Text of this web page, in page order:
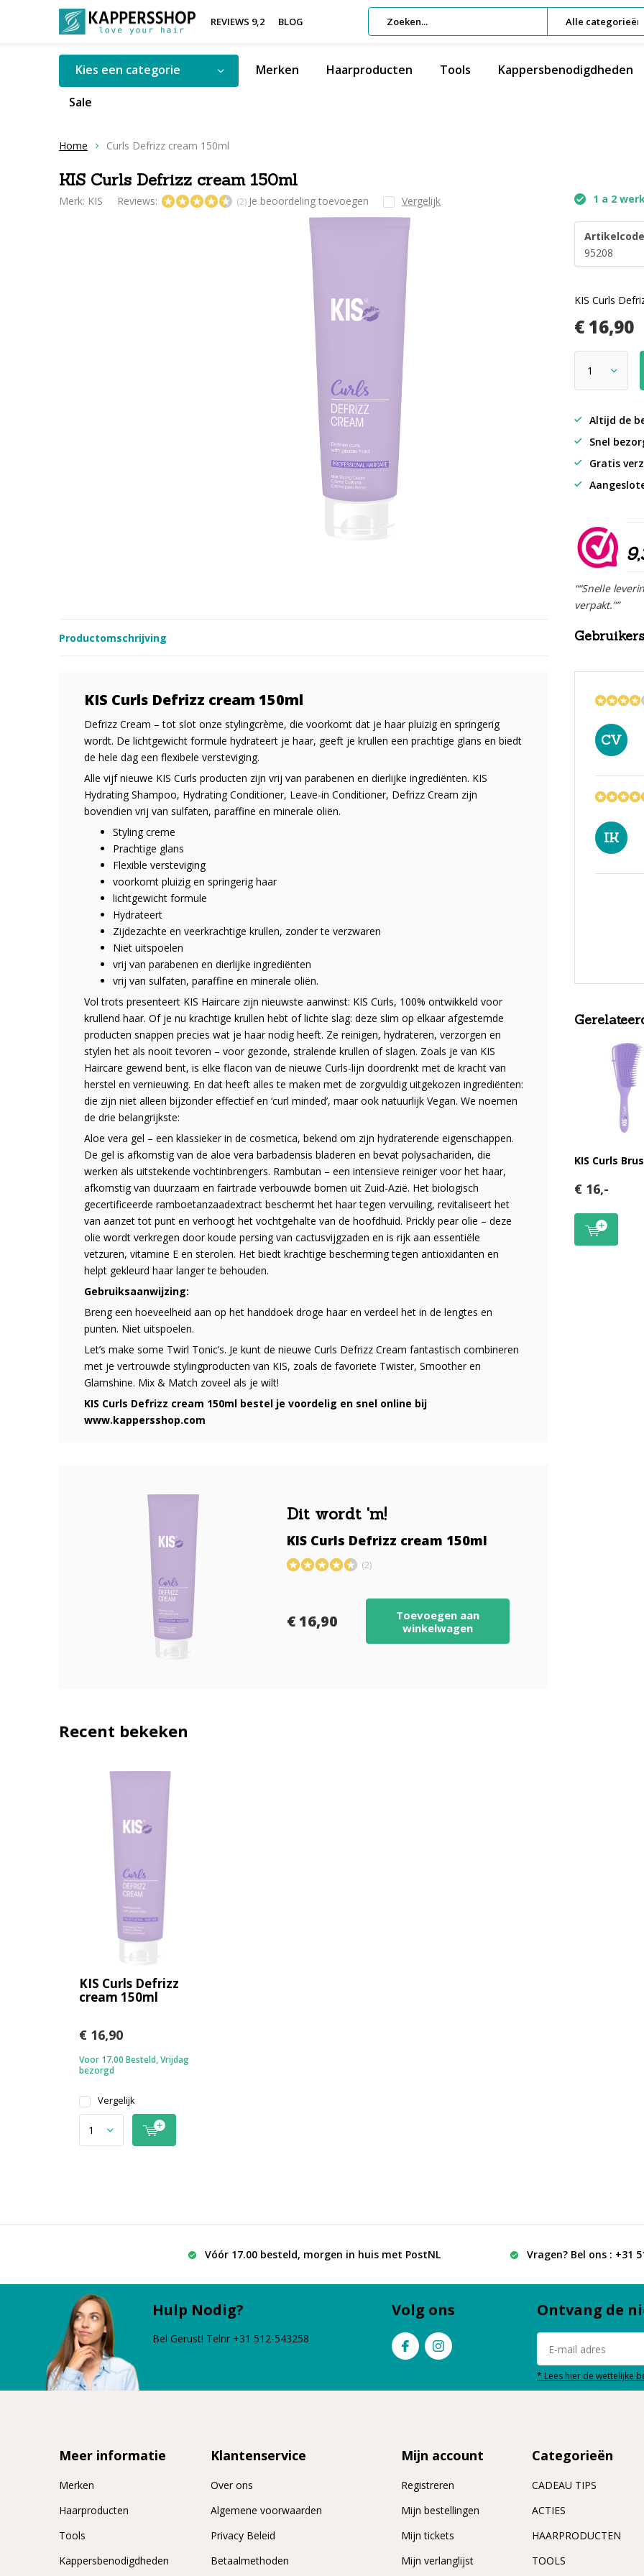
REVIEWS 9,2 BLOG Alle categorieën
Kies een categorie Merken Haarproducten Tools Kappersbenodigdheden
Sale
Home Curls Defrizz cream 150ml
KIS Curls Defrizz cream 150ml
Merk: KIS Reviews: (2) Je beoordeling toevoegen Vergelijk 1 a 2
95208
KIS Curls
€ 16,90
Altijd de
Snel
Gratis
““Snelle
verpakt.””
Productomschrijving
KIS Curls Defrizz cream 150ml
Defrizz Cream – tot slot onze stylingcrème, die voorkomt dat je haar pluizig en springerig
wordt. De lichtgewicht formule hydrateert je haar, geeft je krullen een prachtige glans en biedt
de hele dag een flexibele versteviging.
Alle vijf nieuwe KIS Curls producten zijn vrij van parabenen en dierlijke ingrediënten. KIS
Hydrating Shampoo, Hydrating Conditioner, Leave-in Conditioner, Defrizz Cream zijn
bovendien vrij van sulfaten, paraffine en minerale oliën.
Styling creme
Prachtige glans
Flexible versteviging
voorkomt pluizig en springerig haar
lichtgewicht formule
Hydrateert
Zijdezachte en veerkrachtige krullen, zonder te verzwaren
Niet uitspoelen
vrij van parabenen en dierlijke ingrediënten
vrij van sulfaten, paraffine en minerale oliën.
Vol trots presenteert KIS Haircare zijn nieuwste aanwinst: KIS Curls, 100% ontwikkeld voor
krullend haar. Of je nu krachtige krullen hebt of lichte slag: deze slim op elkaar afgestemde
producten snappen precies wat je haar nodig heeft. Ze reinigen, hydrateren, verzorgen en
stylen het als nooit tevoren – voor gezonde, stralende krullen of slagen. Zoals je van KIS
Haircare gewend bent, is elke flacon van de nieuwe Curls-lijn doordrenkt met de kracht van
herstel en vernieuwing. En dat heeft alles te maken met de zorgvuldig uitgekozen ingrediënten:
die zijn niet alleen bijzonder effectief en ‘curl minded’, maar ook natuurlijk Vegan. We noemen
de drie belangrijkste:
Aloe vera gel – een klassieker in de cosmetica, bekend om zijn hydraterende eigenschappen.
De gel is afkomstig van de aloe vera barbadensis bladeren en bevat polysachariden, die
werken als uitstekende vochtinbrengers. Rambutan – een intensieve reiniger voor het haar,
afkomstig van duurzaam en fairtrade verbouwde bomen uit Zuid-Azië. Het biologisch
gecertificeerde ramboetanzaadextract beschermt het haar tegen vervuiling, revitaliseert het
van aanzet tot punt en verhoogt het vochtgehalte van de hoofdhuid. Prickly pear olie – deze
olie wordt verkregen door koude persing van cactusvijgzaden en is rijk aan essentiële
vetzuren, vitamine E en sterolen. Het biedt krachtige bescherming tegen antioxidanten en
helpt gekleurd haar langer te behouden.
Gebruiksaanwijzing:
Breng een hoeveelheid aan op het handdoek droge haar en verdeel het in de lengtes en
punten. Niet uitspoelen.
Let’s make some Twirl Tonic’s. Je kunt de nieuwe Curls Defrizz Cream fantastisch combineren
met je vertrouwde stylingproducten van KIS, zoals de favoriete Twister, Smoother en
Glamshine. Mix & Match zoveel als je wilt!
KIS Curls Defrizz cream 150ml bestel je voordelig en snel online bij
www.kappersshop.com
Dit wordt 'm!
KIS Curls Defrizz cream 150ml
(2)
€ 16,90
Toevoegen aan
winkelwagen
CV
IK
KIS Curls
€ 16,-
Recent bekeken
KIS Curls Defrizz
cream 150ml
€ 16,90
Voor 17.00 Besteld, Vrijdag
bezorgd
Vergelijk
Vóór 17.00 besteld, morgen in huis met PostNL Vragen? Bel ons : +31
Hulp Nodig?
Bel Gerust! Telnr +31 512-543258
Volg ons Ontvang de
* Lees hier de wettelijke
Meer informatie
Merken
Haarproducten
Tools
Kappersbenodigdheden
Klantenservice
Over ons
Algemene voorwaarden
Privacy Beleid
Betaalmethoden
Mijn account
Registreren
Mijn bestellingen
Mijn tickets
Mijn verlanglijst
Categorieën
CADEAU TIPS
ACTIES
HAARPRODUCTEN
TOOLS